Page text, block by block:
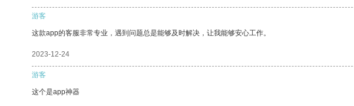
游客
这款app的客服非常专业，遇到问题总是能够及时解决，让我能够安心工作。
2023-12-24
游客
这个是app神器